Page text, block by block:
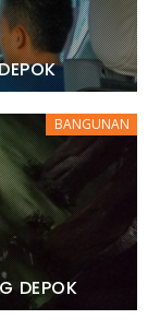
BANGUNAN
DEPOK